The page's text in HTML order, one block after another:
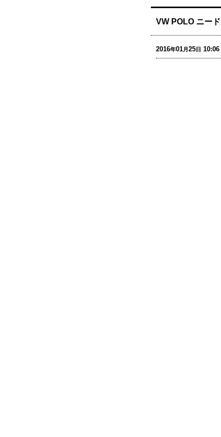
VW POLO ニー
2016年01月25日 10:06